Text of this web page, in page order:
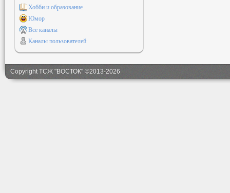
Хобби и образование
Юмор
Все каналы
Каналы пользователей
Copyright ТСЖ "ВОСТОК" ©2013-2026